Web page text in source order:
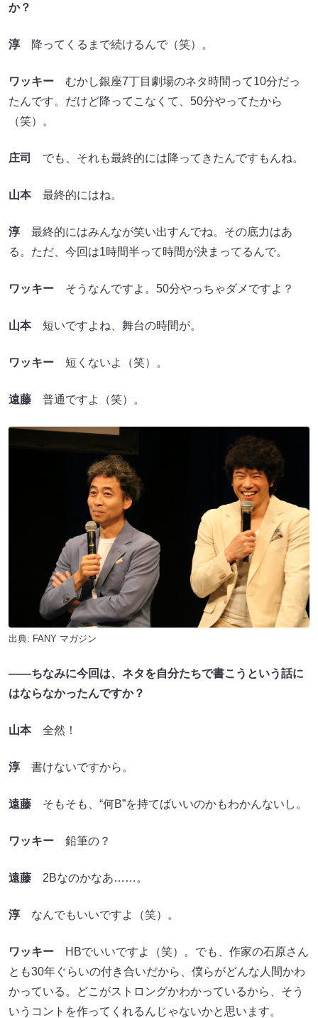
か？
淳 降ってくるまで続けるんで（笑）。
ワッキー むかし銀座7丁目劇場のネタ時間って10分だっ
たんです。だけど降ってこなくて、50分やってたから
（笑）。
庄司 でも、それも最終的には降ってきたんですもんね。
山本最終的にはね。
淳 最終的にはみんなが笑い出すんでね。その底力はあ
る。ただ、今回は1時間半って時間が決まってるんで。
ワッキー そうなんですよ。50分やっちゃダメですよ？
山本短いですよね、舞台の時間が。
ワッキー 短くないよ（笑）。
遠藤 普通ですよ（笑）。
出典: FANY マガジン
――ちなみに今回は、ネタを自分たちで書こうという話に
はならなかったんですか？
山本全然！
淳 書けないですから。
遠藤 そもそも、“何B”を持てばいいのかもわかんないし。
ワッキー 鉛筆の？
遠藤 2Bなのかなあ……。
淳 なんでもいいですよ（笑）。
ワッキー HBでいいですよ（笑）。でも、作家の石原さん
とも30年ぐらいの付き合いだから、僕らがどんな人間かわ
かっている。どこがストロングかわかっているから、そう
いうコントを作ってくれるんじゃないかと思います。